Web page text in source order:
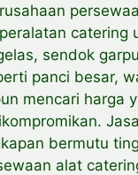
catering
sendok
panci besar,
mencari harga
bermutu
alat